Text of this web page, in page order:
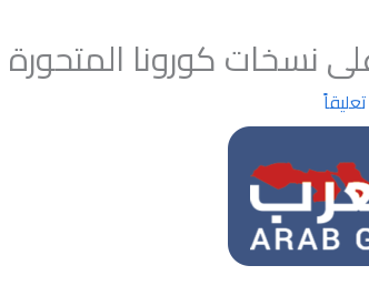
نسخات كورونا المتحورة